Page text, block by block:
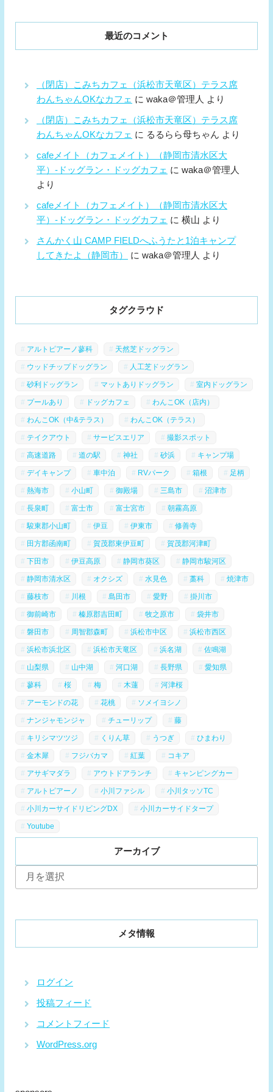
最近のコメント
（閉店）こみちカフェ（浜松市天竜区）テラス席
わんちゃんOKなカフェ に waka＠管理人 より
（閉店）こみちカフェ（浜松市天竜区）テラス席
わんちゃんOKなカフェ に るるらら母ちゃん より
cafeメイト（カフェメイト）（静岡市清水区大
平）-ドッグラン・ドッグカフェ に waka＠管理人
より
cafeメイト（カフェメイト）（静岡市清水区大
平）-ドッグラン・ドッグカフェ に 横山 より
さんかく山 CAMP FIELDへふうたと1泊キャンプ
してきたよ（静岡市）
に waka＠管理人 より
タグクラウド
アルトピアーノ蓼科 天然芝ドッグラン
ウッドチップドッグラン 人工芝ドッグラン
砂利ドッグラン マットありドッグラン 室内ドッグラン
プールあり ドッグカフェ わんこOK（店内）
わんこOK（中&テラス） わんこOK（テラス）
テイクアウト サービスエリア 撮影スポット
高速道路 道の駅 神社 砂浜 キャンプ場
デイキャンプ 車中泊 RVパーク 箱根 足柄
熱海市 小山町 御殿場 三島市 沼津市
長泉町 富士市 富士宮市 朝霧高原
駿東郡小山町 伊豆 伊東市 修善寺
田方郡函南町 賀茂郡東伊豆町 賀茂郡河津町
下田市 伊豆高原 静岡市葵区 静岡市駿河区
静岡市清水区 オクシズ 水見色 藁科 焼津市
藤枝市 川根 島田市 愛野 掛川市
御前崎市 榛原郡吉田町 牧之原市 袋井市
磐田市 周智郡森町 浜松市中区 浜松市西区
浜松市浜北区 浜松市天竜区 浜名湖 佐鳴湖
山梨県 山中湖 河口湖 長野県 愛知県
蓼科 桜 梅 木蓮 河津桜
アーモンドの花 花桃 ソメイヨシノ
ナンジャモンジャ チューリップ 藤
キリシマツツジ くりん草 うつぎ ひまわり
金木犀 フジバカマ 紅葉 コキア
アサギマダラ アウトドアランチ キャンピングカー
アルトピアーノ 小川ファシル 小川タッソTC
小川カーサイドリビングDX 小川カーサイドタープ
Youtube
アーカイブ
ー
メタ情報
ログイン
投稿フィード
コメントフィード
WordPress.org